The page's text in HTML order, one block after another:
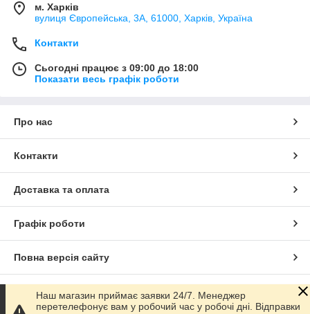
м. Харків
вулиця Європейська, 3А, 61000, Харків, Україна
Контакти
Сьогодні працює з 09:00 до 18:00
Показати весь графік роботи
Про нас
Контакти
Доставка та оплата
Графік роботи
Повна версія сайту
Сайт створено на маркетплейсі Prom.ua
Наш магазин приймає заявки 24/7. Менеджер
перетелефонує вам у робочий час у робочі дні. Відправки